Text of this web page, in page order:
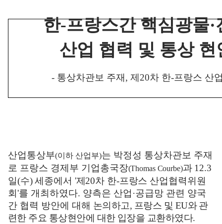
한-프랑스간 핵심광물·
산업 협력 및 통상 현
- 통상차관보 주재 , 제 20차 한-프랑스 산
산업통상부(이하 산업부)는 박정성 통상차관보 주재
로 프랑스 경제부 기업총국장(Thomas Courbe)과 12.3
일(수)세종에서 '제20차 한-프랑스 산업협력위원
회 '를 개최하였다. 양측은 산업 ·공급망 관련 양국
간 협력 방안에 대해 논의하고, 프랑스 및 EU와 관
련한 주요 통상현안에 대한 입장을 교환하였다.